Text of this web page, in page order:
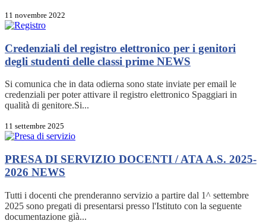
11 novembre 2022
Credenziali del registro elettronico per i genitori
degli studenti delle classi prime NEWS
Si comunica che in data odierna sono state inviate per email le
credenziali per poter attivare il registro elettronico Spaggiari in
qualità di genitore.Si...
11 settembre 2025
PRESA DI SERVIZIO DOCENTI / ATA A.S. 2025-
2026 NEWS
Tutti i docenti che prenderanno servizio a partire dal 1^ settembre
2025 sono pregati di presentarsi presso l'Istituto con la seguente
documentazione già...